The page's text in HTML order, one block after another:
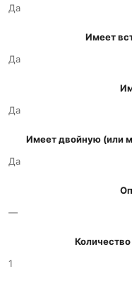
Да
Имеет
Да
Да
Имеет двойную (или
Да
—
1